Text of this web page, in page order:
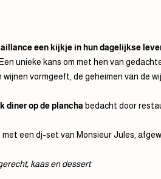
een kijkje in hun dagelijkse
unieke kans om met hen van
vormgeeft, de geheimen van de
diner op de plancha bedacht door
een dj-set van Monsieur Jules,
kaas en dessert